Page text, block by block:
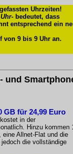
Uhrzeiten!
- bedeutet, dass
entsprechend ein
von 9 bis 9 Uhr an.
und
GB für 24,99 Euro
kostet in der
Hinzu kommen
Allnet-Flat und die
die vollständige